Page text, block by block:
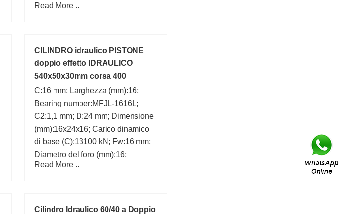
d:40 mm;
Read More ...
CILINDRO idraulico PISTONE
doppio effetto IDRAULICO
540x50x30mm corsa 400
C:16 mm; Larghezza (mm):16;
Bearing number:MFJL-1616L;
C2:1,1 mm; D:24 mm; Dimensione
(mm):16x24x16; Carico dinamico
di base (C):13100 kN; Fw:16 mm;
Diametro del foro (mm):16;
Diametro esterno (mm):24;
Read More ...
Cilindro Idraulico 60/40 a Doppio